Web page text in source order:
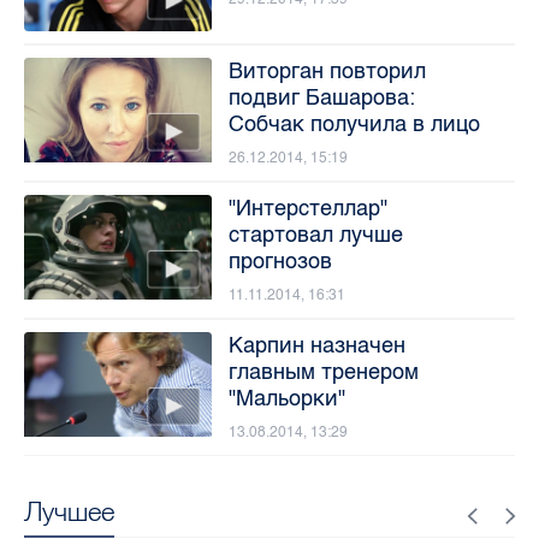
Лучшее
Виторган повторил
подвиг Башарова:
Собчак получила в лицо
26.12.2014, 15:19
"Интерстеллар"
стартовал лучше
прогнозов
11.11.2014, 16:31
Карпин назначен
главным тренером
"Мальорки"
13.08.2014, 13:29